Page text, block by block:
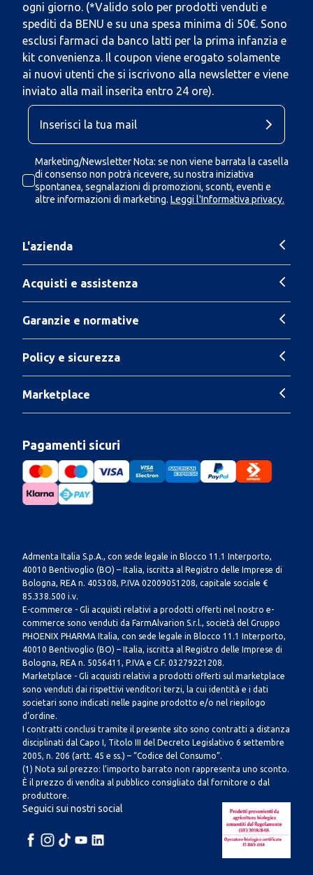
ogni giorno. (*Valido solo per prodotti venduti e
spediti da BENU e su una spesa minima di 50€. Sono
esclusi farmaci da banco latti per la prima infanzia e
kit convenienza. Il coupon viene erogato solamente
ai nuovi utenti che si iscrivono alla newsletter e viene
inviato alla mail inserita entro 24 ore).
Marketing/Newsletter Nota: se non viene barrata la casella
di consenso non potrà ricevere, su nostra iniziativa
spontanea, segnalazioni di promozioni, sconti, eventi e
altre informazioni di marketing. Leggi l'Informativa privacy.
L'azienda
Acquisti e assistenza
Garanzie e normative
Policy e sicurezza
Marketplace
Pagamenti sicuri
Admenta Italia S.p.A., con sede legale in Blocco 11.1 Interporto,
40010 Bentivoglio (BO) – Italia, iscritta al Registro delle Imprese di
Bologna, REA n. 405308, P.IVA 02009051208, capitale sociale €
85.338.500 i.v.
E-commerce - Gli acquisti relativi a prodotti offerti nel nostro e-
commerce sono venduti da FarmAlvarion S.r.l., società del Gruppo
PHOENIX PHARMA Italia, con sede legale in Blocco 11.1 Interporto,
40010 Bentivoglio (BO) – Italia, iscritta al Registro delle Imprese di
Bologna, REA n. 5056411, P.IVA e C.F. 03279221208.
Marketplace - Gli acquisti relativi a prodotti offerti sul marketplace
sono venduti dai rispettivi venditori terzi, la cui identità e i dati
societari sono indicati nelle pagine prodotto e/o nel riepilogo
d’ordine.
I contratti conclusi tramite il presente sito sono contratti a distanza
disciplinati dal Capo I, Titolo III del Decreto Legislativo 6 settembre
2005, n. 206 (artt. 45 e ss.) – “Codice del Consumo”.
(1) Nota sul prezzo: l’importo barrato non rappresenta uno sconto.
È il prezzo di vendita al pubblico consigliato dal fornitore o dal
produttore.
Seguici sui nostri social